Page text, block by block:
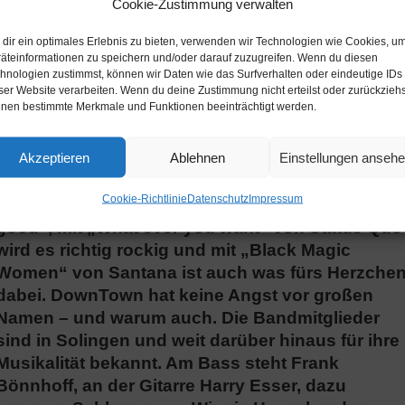
Cookie-Zustimmung verwalten
dir ein optimales Erlebnis zu bieten, verwenden wir Technologien wie Cookies,
zu speichern und/oder darauf zuzugreifen. Wenn du diesen
zustimmst, können wir Daten wie das Surfverhalten oder eindeutige IDs
Website verarbeiten. Wenn du deine Zustimmung nicht erteilst oder
bestimmte Merkmale und Funktionen beeinträchtigt werden.
Akzeptieren Ablehnen Einstellungen
Cookie-RichtlinieDatenschutzImpressum
4.11.2023 geht es wieder auf eine
in die Zeit der großen Oldie-Hits und Rock-
„DownTown“ begeistert seine Fans seit
gerockt.
dem Programm von Solingens beliebter Soul-,
Blues- und Rockband steht James Browns „I feel
mit „What ever you want“ von Status Quo
es richtig rockig und mit „Black Magic
von Santana ist auch was fürs Herzchen
DownTown hat keine Angst vor großen
– und warum auch. Die Bandmitglieder
in Solingen und weit darüber hinaus für ihre
bekannt. Am Bass steht Frank
an der Gitarre Harry Esser, dazu